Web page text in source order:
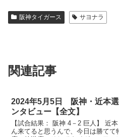
阪神タイガース サヨナラ
関連記事
2024年5月5日 阪神・近本
ンタビュー【全文】
【試合結果： 阪神 4－2 巨人】 近
ん来てると思うんで、今日は勝て